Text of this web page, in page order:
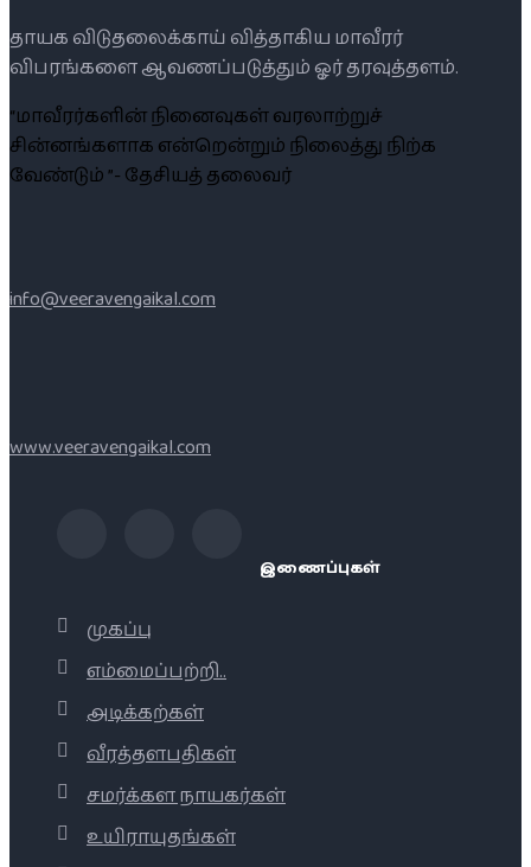
தாயக விடுதலைக்காய் வித்தாகிய மாவீரர்
விபரங்களை ஆவணப்படுத்தும் ஓர் தரவுத்தளம்.
“மாவீரர்களின் நினைவுகள் வரலாற்றுச்
சின்னங்களாக என்றென்றும் நிலைத்து நிற்க
வேண்டும் ”- தேசியத் தலைவர்
info@veeravengaikal.com
www.veeravengaikal.com
இணைப்புகள்
முகப்பு
எம்மைப்பற்றி..
அடிக்கற்கள்
வீரத்தளபதிகள்
சமர்க்கள நாயகர்கள்
உயிராயுதங்கள்